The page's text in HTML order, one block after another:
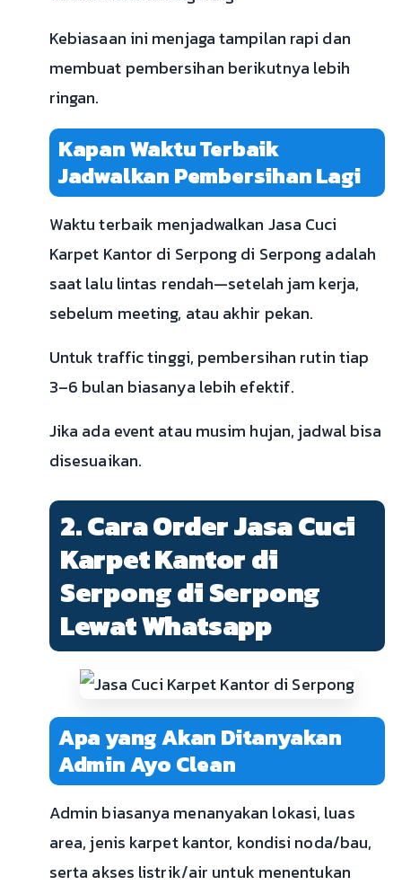
Kebiasaan ini menjaga tampilan rapi dan
membuat pembersihan berikutnya lebih
ringan.
Kapan Waktu Terbaik
Jadwalkan Pembersihan Lagi
Waktu terbaik menjadwalkan Jasa Cuci
Karpet Kantor di Serpong di Serpong adalah
saat lalu lintas rendah—setelah jam kerja,
sebelum meeting, atau akhir pekan.
Untuk traffic tinggi, pembersihan rutin tiap
3–6 bulan biasanya lebih efektif.
Jika ada event atau musim hujan, jadwal bisa
disesuaikan.
2. Cara Order Jasa Cuci
Karpet Kantor di
Serpong di Serpong
Lewat Whatsapp
Apa yang Akan Ditanyakan
Admin Ayo Clean
Admin biasanya menanyakan lokasi, luas
area, jenis karpet kantor, kondisi noda/bau,
serta akses listrik/air untuk menentukan